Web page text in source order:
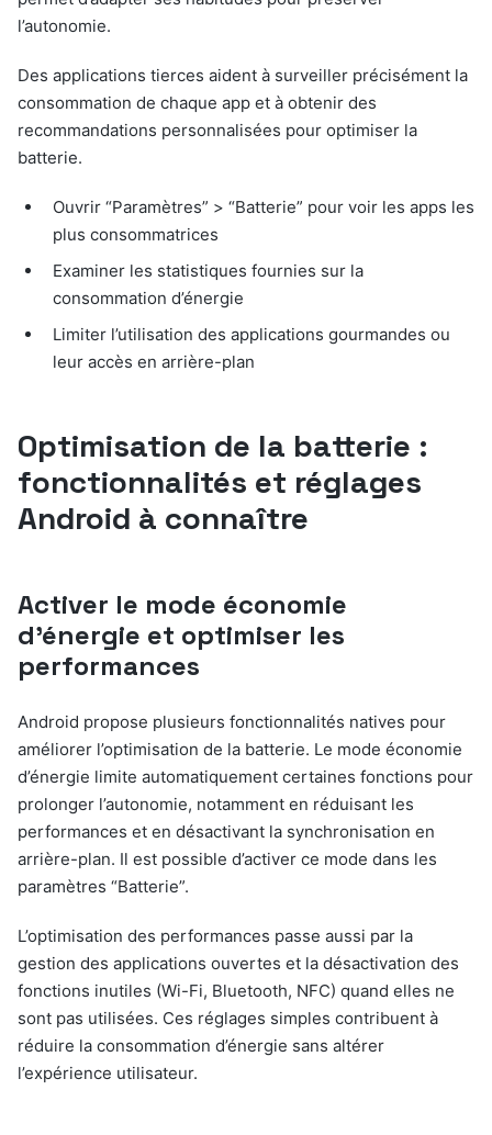
l’autonomie.
Des applications tierces aident à surveiller précisément la
consommation de chaque app et à obtenir des
recommandations personnalisées pour optimiser la
batterie.
Ouvrir “Paramètres” > “Batterie” pour voir les apps les
plus consommatrices
Examiner les statistiques fournies sur la
consommation d’énergie
Limiter l’utilisation des applications gourmandes ou
leur accès en arrière-plan
Optimisation de la batterie :
fonctionnalités et réglages
Android à connaître
Activer le mode économie
d’énergie et optimiser les
performances
Android propose plusieurs fonctionnalités natives pour
améliorer l’optimisation de la batterie. Le mode économie
d’énergie limite automatiquement certaines fonctions pour
prolonger l’autonomie, notamment en réduisant les
performances et en désactivant la synchronisation en
arrière-plan. Il est possible d’activer ce mode dans les
paramètres “Batterie”.
L’optimisation des performances passe aussi par la
gestion des applications ouvertes et la désactivation des
fonctions inutiles (Wi-Fi, Bluetooth, NFC) quand elles ne
sont pas utilisées. Ces réglages simples contribuent à
réduire la consommation d’énergie sans altérer
l’expérience utilisateur.